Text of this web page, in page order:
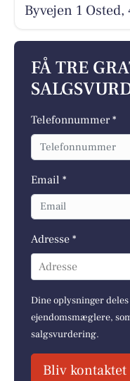
Byvejen 1
FÅ TRE
Telefonnummer *
Email *
Adresse *
Adresse
Dine oplysninger
ejendomsmæglere,
salgsvurdering.
Bliv kontaktet